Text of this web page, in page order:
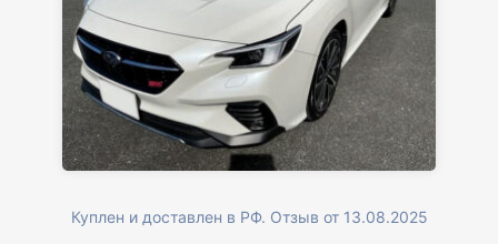
Куплен и доставлен в РФ. Отзыв от 13.08.2025